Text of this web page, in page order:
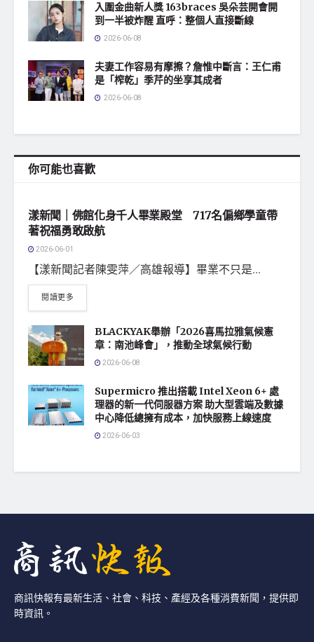
入圍金曲新人獎 163braces 吳朵芸開會開
到一半被炸醒 直呼：整個人直接斷線
2026-06-08
夫妻工作容易有摩擦？詹惟中斷言：王仁甫
是「榨乾」季芹的坐享其成者
2026-06-08
你可能也喜歡
漾新聞｜佛館化身千人畢業殿堂 717名偏鄉學童帶
著祝福勇敢啟航
2026-06-01
【漾新聞記者陳雯萍／高雄報導】畢業不只是...
閱讀更多
BLACKYAK舉辦「2026喜馬拉雅氣候憲
章：南池峰會」，推動全球氣候行動
2026-06-08
Supermicro 推出搭載 Intel Xeon 6+ 處
理器的新一代伺服器方案 助大型雲端及數據
中心降低總擁有成本，加快服務上線速度
2026-06-03
商訊快報有最新生活、社會、科技、產經及各種消費新聞，提供即
時資訊。